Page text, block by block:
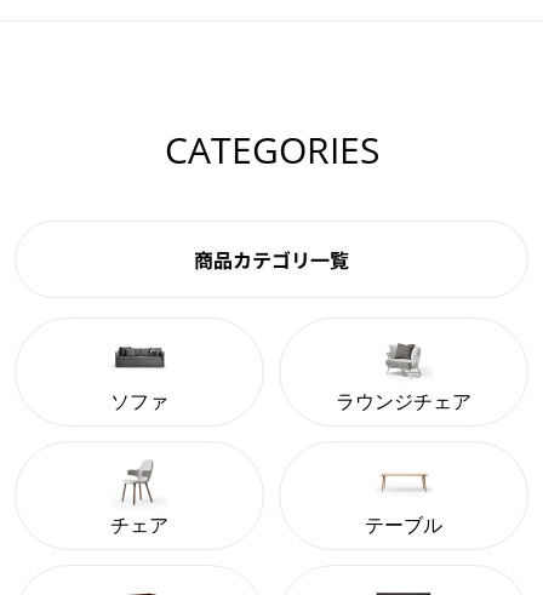
CATEGORIES
商品カテゴリ一覧
ソファ ラウンジチェア
チェア テーブル